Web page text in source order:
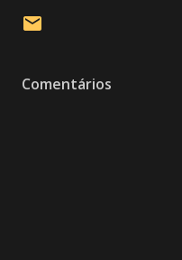
Comentários